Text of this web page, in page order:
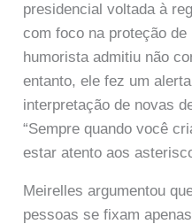
presidencial voltada à
com foco na proteção
humorista admitiu não
entanto, ele fez um
interpretação de novas
“Sempre quando você
estar atento aos
Meirelles argumentou
pessoas se fixam